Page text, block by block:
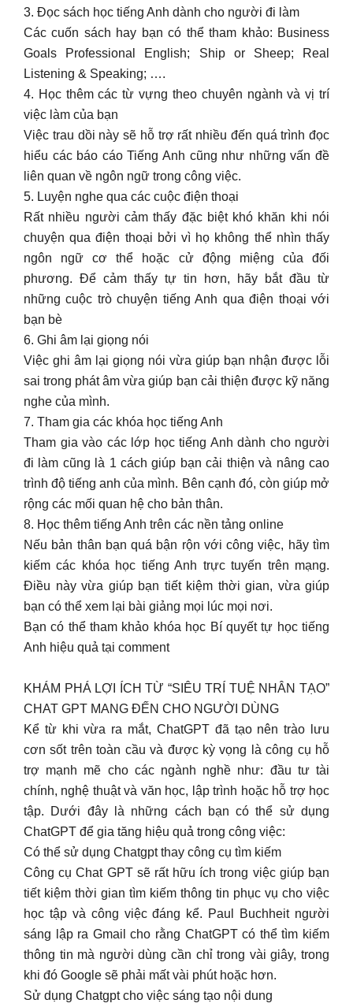
3. Đọc sách học tiếng Anh dành cho người đi làm
Các cuốn sách hay bạn có thể tham khảo: Business
Goals Professional English; Ship or Sheep; Real
Listening & Speaking; ….
4. Học thêm các từ vựng theo chuyên ngành và vị trí
việc làm của bạn
Việc trau dồi này sẽ hỗ trợ rất nhiều đến quá trình đọc
hiểu các báo cáo Tiếng Anh cũng như những vấn đề
liên quan về ngôn ngữ trong công việc.
5. Luyện nghe qua các cuộc điện thoại
Rất nhiều người cảm thấy đặc biệt khó khăn khi nói
chuyện qua điện thoại bởi vì họ không thể nhìn thấy
ngôn ngữ cơ thể hoặc cử động miệng của đối
phương. Để cảm thấy tự tin hơn, hãy bắt đầu từ
những cuộc trò chuyện tiếng Anh qua điện thoại với
bạn bè
6. Ghi âm lại giọng nói
Việc ghi âm lại giọng nói vừa giúp bạn nhận được lỗi
sai trong phát âm vừa giúp bạn cải thiện được kỹ năng
nghe của mình.
7. Tham gia các khóa học tiếng Anh
Tham gia vào các lớp học tiếng Anh dành cho người
đi làm cũng là 1 cách giúp bạn cải thiện và nâng cao
trình độ tiếng anh của mình. Bên cạnh đó, còn giúp mở
rộng các mối quan hệ cho bản thân.
8. Học thêm tiếng Anh trên các nền tảng online
Nếu bản thân bạn quá bận rộn với công việc, hãy tìm
kiếm các khóa học tiếng Anh trực tuyến trên mạng.
Điều này vừa giúp bạn tiết kiệm thời gian, vừa giúp
bạn có thể xem lại bài giảng mọi lúc mọi nơi.
Bạn có thể tham khảo khóa học Bí quyết tự học tiếng
Anh hiệu quả tại comment
KHÁM PHÁ LỢI ÍCH TỪ “SIÊU TRÍ TUỆ NHÂN TẠO”
CHAT GPT MANG ĐẾN CHO NGƯỜI DÙNG
Kể từ khi vừa ra mắt, ChatGPT đã tạo nên trào lưu
cơn sốt trên toàn cầu và được kỳ vọng là công cụ hỗ
trợ mạnh mẽ cho các ngành nghề như: đầu tư tài
chính, nghệ thuật và văn học, lập trình hoặc hỗ trợ học
tập. Dưới đây là những cách bạn có thể sử dụng
ChatGPT để gia tăng hiệu quả trong công việc:
Có thể sử dụng Chatgpt thay công cụ tìm kiếm
Công cụ Chat GPT sẽ rất hữu ích trong việc giúp bạn
tiết kiệm thời gian tìm kiếm thông tin phục vụ cho việc
học tập và công việc đáng kể. Paul Buchheit người
sáng lập ra Gmail cho rằng ChatGPT có thể tìm kiếm
thông tin mà người dùng cần chỉ trong vài giây, trong
khi đó Google sẽ phải mất vài phút hoặc hơn.
Sử dụng Chatgpt cho việc sáng tạo nội dung